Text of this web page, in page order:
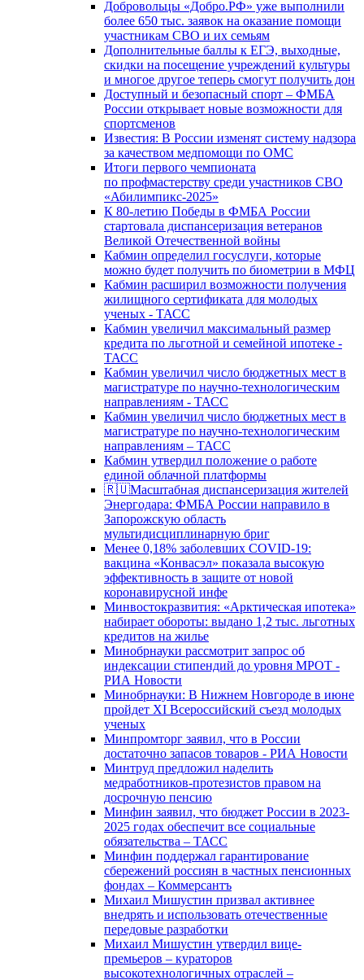
Добровольцы «Добро.РФ» уже выполнили
более 650 тыс. заявок на оказание помощи
участникам СВО и их семьям
Дополнительные баллы к ЕГЭ, выходные,
скидки на посещение учреждений культуры
и многое другое теперь смогут получить дон
Доступный и безопасный спорт – ФМБА
России открывает новые возможности для
спортсменов
Известия: В России изменят систему надзора
за качеством медпомощи по ОМС
Итоги первого чемпионата
по профмастерству среди участников СВО
«Абилимпикс-2025»
К 80-летию Победы в ФМБА России
стартовала диспансеризация ветеранов
Великой Отечественной войны
Кабмин определил госуслуги, которые
можно будет получить по биометрии в МФЦ
Кабмин расширил возможности получения
жилищного сертификата для молодых
ученых - ТАСС
Кабмин увеличил максимальный размер
кредита по льготной и семейной ипотеке -
ТАСС
Кабмин увеличил число бюджетных мест в
магистратуре по научно-технологическим
направлениям - ТАСС
Кабмин увеличил число бюджетных мест в
магистратуре по научно-технологическим
направлениям – ТАСС
Кабмин утвердил положение о работе
единой облачной платформы
🇷🇺Масштабная диспансеризация жителей
Энергодара: ФМБА России направило в
Запорожскую область
мультидисциплинарную бриг
Менее 0,18% заболевших COVID-19:
вакцина «Конвасэл» показала высокую
эффективность в защите от новой
коронавирусной инфе
Минвостокразвития: «Арктическая ипотека»
набирает обороты: выдано 1,2 тыс. льготных
кредитов на жилье
Минобрнауки рассмотрит запрос об
индексации стипендий до уровня МРОТ -
РИА Новости
Минобрнауки: В Нижнем Новгороде в июне
пройдет XI Всероссийский съезд молодых
ученых
Минпромторг заявил, что в России
достаточно запасов товаров - РИА Новости
Минтруд предложил наделить
медработников-протезистов правом на
досрочную пенсию
Минфин заявил, что бюджет России в 2023-
2025 годах обеспечит все социальные
обязательства – ТАСС
Минфин поддержал гарантирование
сбережений россиян в частных пенсионных
фондах – Коммерсантъ
Михаил Мишустин призвал активнее
внедрять и использовать отечественные
передовые разработки
Михаил Мишустин утвердил вице-
премьеров – кураторов
высокотехнологичных отраслей –